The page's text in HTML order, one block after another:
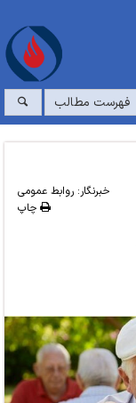
فهرست مطالب
خبرنگار: روابط عمومی
چاپ